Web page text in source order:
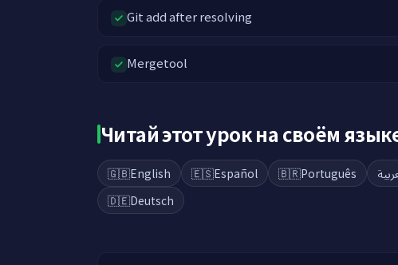
Git add after resolving
Mergetool
Читай этот урок на своём
🇬🇧English 🇪🇸Español 🇧🇷Português
🇩🇪Deutsch